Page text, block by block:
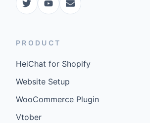
PRODUCT
HeiChat for Shopify
Website Setup
WooCommerce Plugin
Vtober